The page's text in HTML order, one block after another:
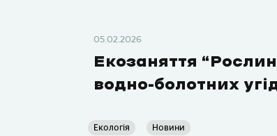
05.02.2026
Екозаняття
водно-болотних
Екологія Новини